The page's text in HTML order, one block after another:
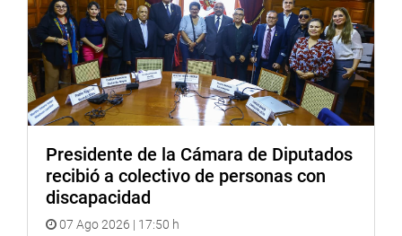
Presidente de la Cámara de Diputados
recibió a colectivo de personas con
discapacidad
07 Ago 2026 | 17:50 h